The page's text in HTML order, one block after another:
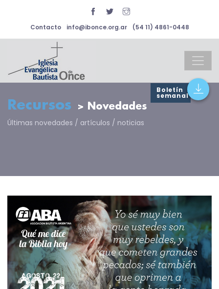
Contacto info@ibonce.org.ar (54 11) 4861-0448
Boletín
semanal
Recursos > Novedades
Últimas novedades / artículos / noticias